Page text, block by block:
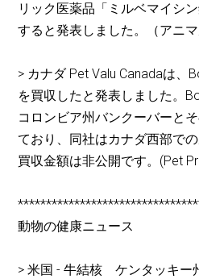
リック医薬品「ミルベマイシ
すると発表しました。（アニマ
> カナダ Pet Valu Canadaは、
を買収したと発表しました。
コロンビア州バンクーバーと
ており、同社はカナダ西部で
買収金額は非公開です。(Pet
動物の健康ニュース
> 米国 - 牛結核 ケンタッキー